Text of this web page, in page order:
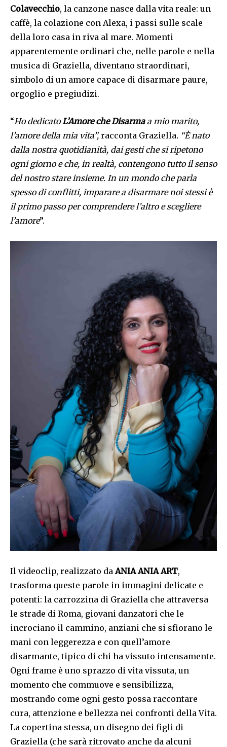
Colavecchio, la canzone nasce dalla vita reale: un
caffè, la colazione con Alexa, i passi sulle scale
della loro casa in riva al mare. Momenti
apparentemente ordinari che, nelle parole e nella
musica di Graziella, diventano straordinari,
simbolo di un amore capace di disarmare paure,
orgoglio e pregiudizi.
“Ho dedicatoL’Amore che Disarmaa mio marito,
l’amore della mia vita”, racconta Graziella. “È nato
dalla nostra quotidianità, dai gesti che si ripetono
ogni giorno e che, in realtà, contengono tutto il senso
del nostro stare insieme. In un mondo che parla
spesso di conflitti, imparare a disarmare noi stessi è
il primo passo per comprendere l’altro e scegliere
l’amore”.
Il videoclip, realizzato daANIA ANIA ART,
trasforma queste parole in immagini delicate e
potenti: la carrozzina di Graziella che attraversa
le strade di Roma, giovani danzatori che le
incrociano il cammino, anziani che si sfiorano le
mani con leggerezza e con quell’amore
disarmante, tipico di chi ha vissuto intensamente.
Ogni frame è uno sprazzo di vita vissuta, un
momento che commuove e sensibilizza,
mostrando come ogni gesto possa raccontare
cura, attenzione e bellezza nei confronti della Vita.
La copertina stessa, un disegno dei figli di
Graziella (che sarà ritrovato anche da alcuni